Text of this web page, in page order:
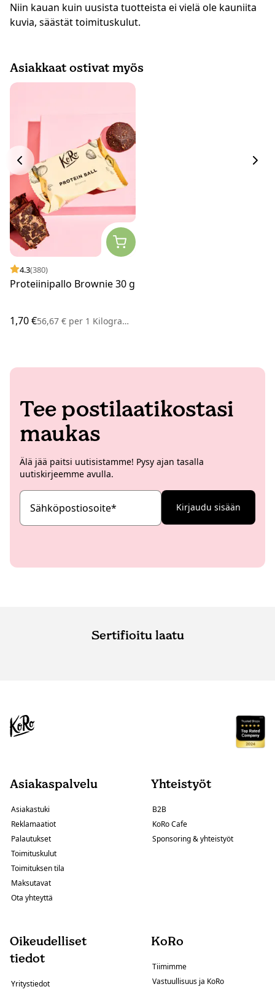
Niin kauan kuin uusista tuotteista ei vielä ole kauniita
kuvia, säästät toimituskulut.
Asiakkaat ostivat myös
4.3(380)
Proteiinipallo Brownie 30 g
1,70 €56,67 € per 1 Kilogramma
Tee postilaatikostasi
maukas
Älä jää paitsi uutisistamme! Pysy ajan tasalla
uutiskirjeemme avulla.
Sähköpostiosoite* Kirjaudu sisään
Sertifioitu laatu
Asiakaspalvelu
Asiakastuki
Reklamaatiot
Palautukset
Toimituskulut
Toimituksen tila
Maksutavat
Ota yhteyttä
Yhteistyöt
B2B
KoRo Cafe
Sponsoring & yhteistyöt
Oikeudelliset
tiedot
Yritystiedot
KoRo
Tiimimme
Vastuullisuus ja KoRo